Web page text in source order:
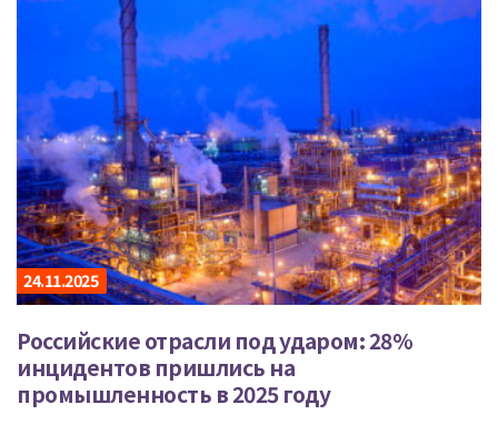
24.11.2025
Российские отрасли под ударом: 28%
инцидентов пришлись на
промышленность в 2025 году